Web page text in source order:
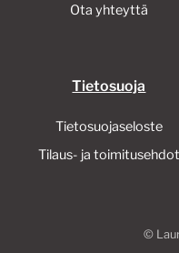
Ota yhteyttä
Tietosuoja
Tietosuojaseloste
Tilaus- ja toimitusehdot
©